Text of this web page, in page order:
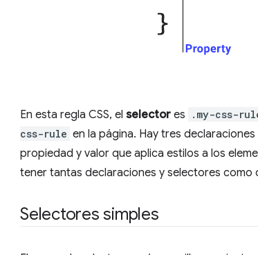
En esta regla CSS, el selector es .my-css-
css-rule en la página. Hay tres
propiedad y valor que aplica estilos a los
tener tantas declaraciones y selectores como
Selectores simples